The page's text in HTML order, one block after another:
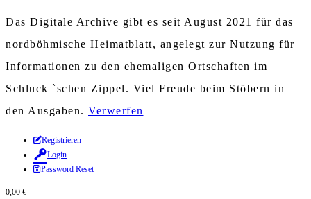
Das Digitale Archive gibt es seit August 2021 für das
nordböhmische Heimatblatt, angelegt zur Nutzung für
Informationen zu den ehemaligen Ortschaften im
Schluck `schen Zippel. Viel Freude beim Stöbern in
den Ausgaben. Verwerfen
Zum
Inhalt
springen
Registrieren
Login
Password Reset
0,00 €